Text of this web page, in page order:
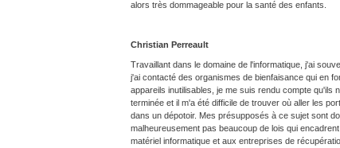
alors très dommageable pour la santé des enfants.
Christian Perreault
Travaillant dans le domaine de l'informatique, j'ai
j'ai contacté des organismes de bienfaisance qui en
appareils inutilisables, je me suis rendu compte
terminée et il m'a été difficile de trouver où aller les
dans un dépotoir. Mes présupposés à ce sujet sont
malheureusement pas beaucoup de lois qui
matériel informatique et aux entreprises de